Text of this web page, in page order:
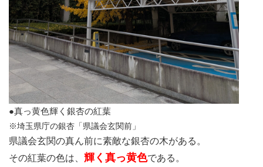
●真っ黄色輝く銀杏の紅葉
※埼玉県庁の銀杏「県議会玄関前」
県議会玄関の真ん前に素敵な銀杏の木がある。
その紅葉の色は、 輝く真っ黄色である。